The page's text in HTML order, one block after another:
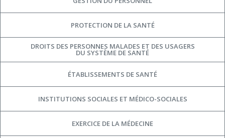
PROTECTION DE LA SANTÉ
DROITS DES PERSONNES MALADES ET DES USAGERS
DU SYSTÈME DE SANTÉ
ÉTABLISSEMENTS DE SANTÉ
INSTITUTIONS SOCIALES ET MÉDICO-SOCIALES
EXERCICE DE LA MÉDECINE